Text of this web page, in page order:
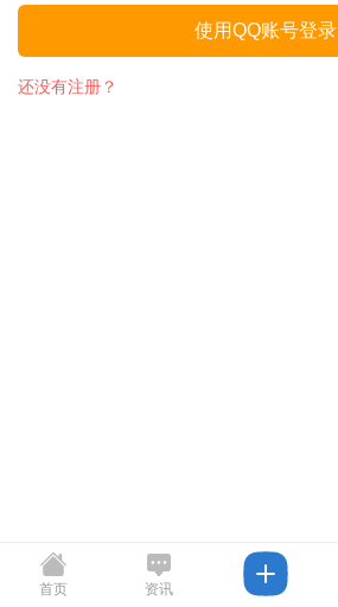
使用QQ账号登录
还没有注册？
首页 资讯